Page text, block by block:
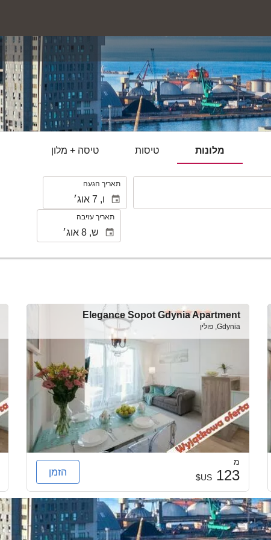
מלונות טיסות טיסה + מלון
תאריך הגעה
תאריך עזיבה
Elegance Sopot Gdynia Apartment
Gdynia, פולין
מ
123
US$ הזמן